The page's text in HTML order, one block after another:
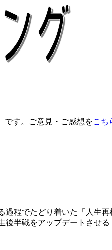
です。ご意見・ご感想をこち
程でたどり着いた「人生
半戦をアップデートさせる